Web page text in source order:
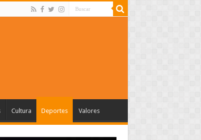
Cultura Deportes Valores